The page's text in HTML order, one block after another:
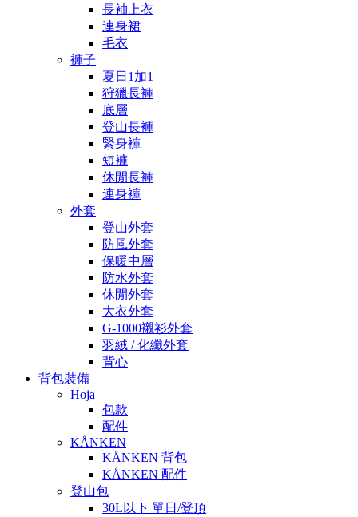
長袖上衣
連身裙
毛衣
褲子
夏日1加1
狩獵長褲
底層
登山長褲
緊身褲
短褲
休閒長褲
連身褲
外套
登山外套
防風外套
保暖中層
防水外套
休閒外套
大衣外套
G-1000襯衫外套
羽絨 / 化纖外套
背心
背包裝備
Hoja
包款
配件
KÅNKEN
KÅNKEN 背包
KÅNKEN 配件
登山包
30L以下 單日/登頂